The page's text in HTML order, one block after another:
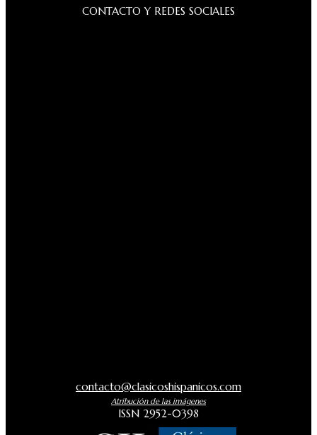
CONTACTO Y REDES SOCIALES
contacto@clasicoshispanicos.com
Atribución de las imágenes
ISSN 2952-0398